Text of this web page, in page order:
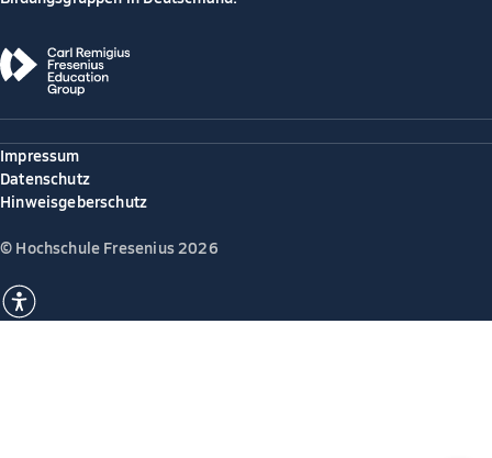
Impressum
Datenschutz
Hinweisgeberschutz
© Hochschule Fresenius 2026